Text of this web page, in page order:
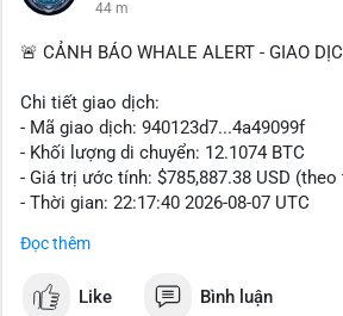
44 m
🚨 CẢNH BÁO WHALE ALERT - GIAO
Chi tiết giao dịch:
- Mã giao dịch: 940123d7...4a49099f
- Khối lượng di chuyển: 12.1074 BTC
- Giá trị ước tính: $785,887.38 USD (theo
- Thời gian: 22:17:40 2026-08-07 UTC
Nhận định phân tích hành vi của Cá voi
giá $64,909.56 đang nằm gần vùng
Đọc thêm
Like Bình luận